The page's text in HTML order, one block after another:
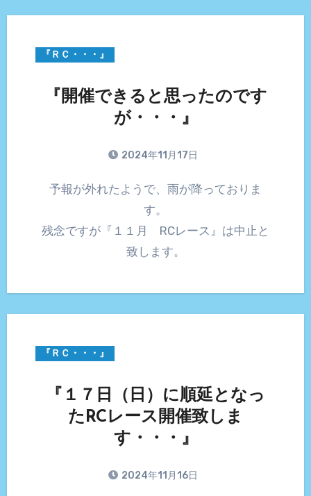
『ＲＣ・・・』
『開催できると思ったのです
が・・・』
2024年11月17日
予報が外れたようで、雨が降っておりま
す。
残念ですが『１１月 RCレース』は中止と
致します。
『ＲＣ・・・』
『１７日（日）に順延となっ
たRCレース開催致しま
す・・・』
2024年11月16日